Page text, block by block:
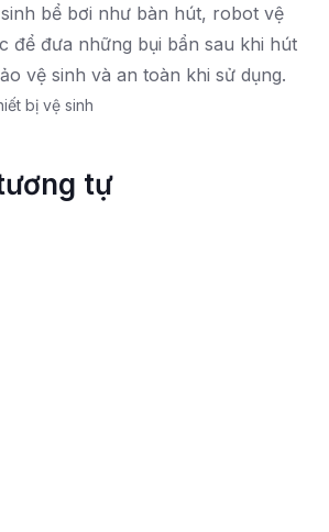
bể bơi như bàn hút, robot vệ
để đưa những bụi bẩn sau khi hút
vệ sinh và an toàn khi sử dụng.
bị vệ sinh
tự